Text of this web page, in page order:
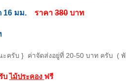
16 มม. ราคา 380 บาท
ะครับ } ค่าจัดส่งอยู่ที่ 20-50 บาท ครับ (
บ ไม้ประคอง ฟรี